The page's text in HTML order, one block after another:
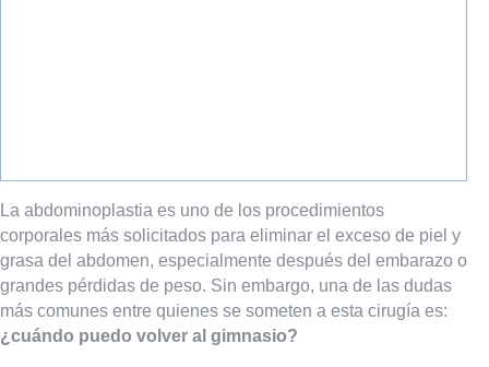
La abdominoplastia es uno de los procedimientos
corporales más solicitados para eliminar el exceso de piel y
grasa del abdomen, especialmente después del embarazo o
grandes pérdidas de peso. Sin embargo, una de las dudas
más comunes entre quienes se someten a esta cirugía es:
¿cuándo puedo volver al gimnasio?